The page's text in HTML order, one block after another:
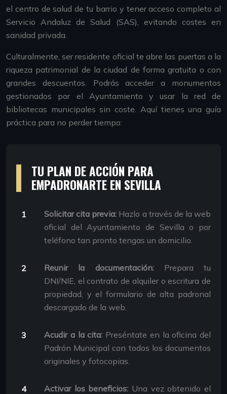
el centro de salud de tu barrio y tener acceso completo al
Servicio Andaluz de Salud (SAS), evitando costes en
sanidad privada.
Culturalmente, ser residente oficial te abre las puertas a la
riqueza patrimonial de la ciudad de forma gratuita o con
grandes descuentos. Podrás acceder a monumentos
gestionados por el Ayuntamiento y usar la red de
bibliotecas municipales sin coste. Aquí tienes una guía
práctica para no perder tiempo:
TU PLAN DE ACCIÓN PARA
EMPADRONARTE EN SEVILLA
Solicitar cita previa: Hazlo a través de la web
oficial del Ayuntamiento de Sevilla o por
teléfono tan pronto tengas un domicilio.
Reunir la documentación:Prepara tu
DNI/NIE, el contrato de alquiler o escritura de
propiedad, y el formulario de alta padronal
descargado de la web.
Acudir a la cita: Preséntate en la oficina del
Padrón Municipal con todos los documentos
originales y fotocopias.
Activar los beneficios: Una vez obtenido el